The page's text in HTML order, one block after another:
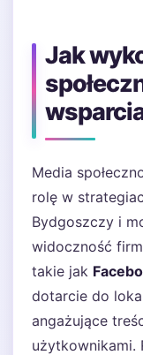
Jak
Media
rolę w
Bydgoszczy i
widoczność
takie jak
dotarcie do
angażujące
użytkownikami.